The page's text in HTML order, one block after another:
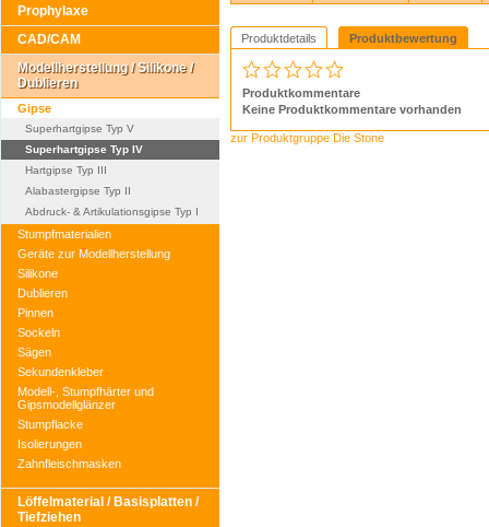
Prophylaxe
CAD/CAM
Modellherstellung / Silikone /
Dublieren
Gipse
Superhartgipse Typ V
Superhartgipse Typ IV
Hartgipse Typ III
Alabastergipse Typ II
Abdruck- & Artikulationsgipse Typ I
Stumpfmaterialien
Geräte zur Modellherstellung
Silikone
Dublieren
Pinnen
Sockeln
Sägen
Sekundenkleber
Modell-, Stumpfhärter und
Gipsmodellglänzer
Stumpflacke
Isolierungen
Zahnfleischmasken
Löffelmaterial / Basisplatten /
Tiefziehen
Produktdetails Produktbewertung
Produktkommentare
Keine Produktkommentare vorhanden
zur Produktgruppe Die Stone